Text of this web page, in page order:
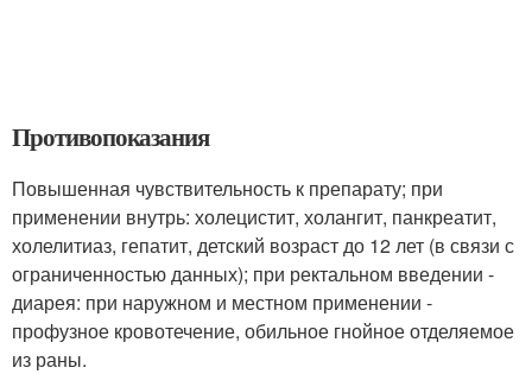
Противопоказания
Повышенная чувствительность к препарату; при
применении внутрь: холецистит, холангит, панкреатит,
холелитиаз, гепатит, детский возраст до 12 лет (в связи с
ограниченностью данных); при ректальном введении -
диарея: при наружном и местном применении -
профузное кровотечение, обильное гнойное отделяемое
из раны.